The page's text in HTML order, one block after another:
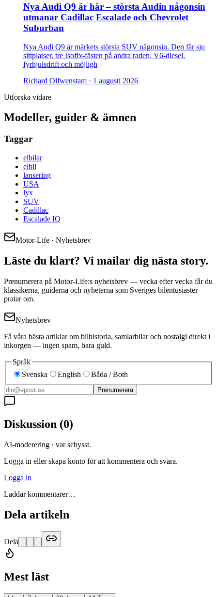
Nya Audi Q9 är här – största Audin någonsin
utmanar Cadillac Escalade och Chevrolet
Suburban
Nya Audi Q9 är märkets största SUV någonsin. Den får sju
sittplatser, tre Isofix-fästen på andra raden, V6-diesel,
fyrhjulsdrift och möjligh
Richard Olfwenstam · 1 augusti 2026
Utforska vidare
Modeller, guider & ämnen
Taggar
elbilar
elbil
lansering
USA
lyx
SUV
Cadillac
Escalade IQ
Motor-Life · Nyhetsbrev
Läste du klart? Vi mailar dig nästa story.
Prenumerera på Motor-Life:s nyhetsbrev — vecka efter vecka får du
klassikerna, guiderna och nyheterna som Sveriges bilentusiaster
pratar om.
Nyhetsbrev
Få våra bästa artiklar om bilhistoria, samlarbilar och nostalgi direkt i
inkorgen — ingen spam, bara guld.
Språk
Svenska
English Båda / Both
Prenumerera
Diskussion (0)
AI-moderering · var schysst.
Logga in eller skapa konto för att kommentera och svara.
Logga in
Laddar kommentarer…
Dela artikeln
Dela
Mest läst